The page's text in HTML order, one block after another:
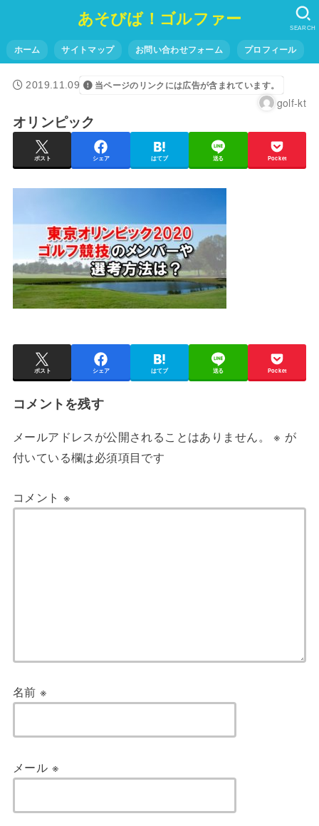
あそびば！ゴルファー
ホーム サイトマップ お問い合わせフォーム プロフィール
SEARCH
2019.11.09 当ページのリンクには広告が含まれています。
golf-kt
オリンピック
ポスト シェア はてブ 送る Pocket
ポスト シェア はてブ 送る Pocket
コメントを残す
メールアドレスが公開されることはありません。 ※ が
付いている欄は必須項目です
コメント ※
名前※
メール ※